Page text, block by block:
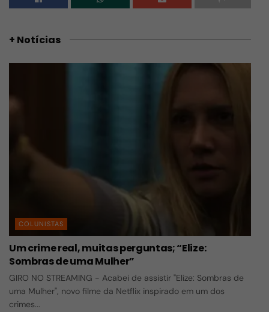
+ Notícias
COLUNISTAS
Um crime real, muitas perguntas; “Elize:
Sombras de uma Mulher”
GIRO NO STREAMING - Acabei de assistir "Elize: Sombras de
uma Mulher", novo filme da Netflix inspirado em um dos
crimes...